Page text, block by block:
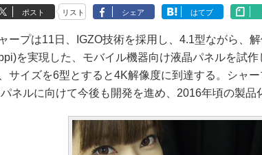
ポスト リスト シェア はてブ
ープは11日、IGZO技術を採用し、4.1型ながら、解
を実現した、モバイル機器向け液晶パネルを試
サイズを6型とすると4K解像度に到達する。シャ
ネルに向けて今後も開発を進め、2016年頃の製品